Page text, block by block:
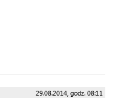
29.08.2014, godz. 08:11